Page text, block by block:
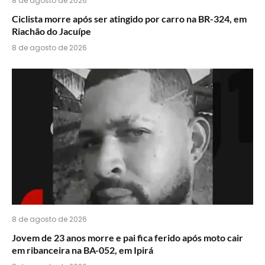
Ciclista morre após ser atingido por carro na BR-324, em
Riachão do Jacuípe
8 de agosto de 2026
8 de agosto de 2026
Jovem de 23 anos morre e pai fica ferido após moto cair
em ribanceira na BA-052, em Ipirá